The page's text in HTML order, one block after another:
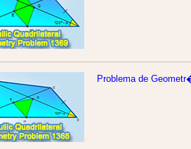
Problema de